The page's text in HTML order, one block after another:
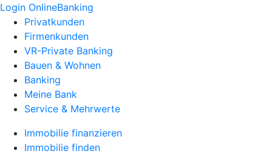
Login OnlineBanking
Privatkunden
Firmenkunden
VR-Private Banking
Bauen & Wohnen
Banking
Meine Bank
Service & Mehrwerte
Immobilie finanzieren
Immobilie finden